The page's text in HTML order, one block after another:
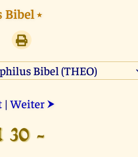
Bibel⭑
|Weiter ⮞
30 -